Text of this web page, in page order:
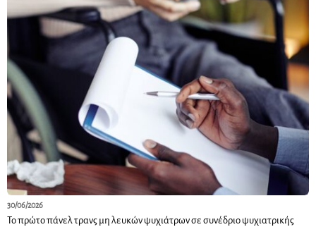
30/06/2026
Το πρώτο πάνελ τρανς μη λευκών ψυχιάτρων σε συνέδριο ψυχιατρικής